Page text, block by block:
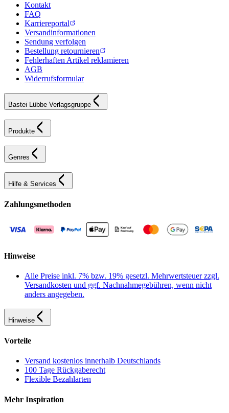
Kontakt
FAQ
Karriereportal
Versandinformationen
Sendung verfolgen
Bestellung retournieren
Fehlerhaften Artikel reklamieren
AGB
Widerrufsformular
Bastei Lübbe Verlagsgruppe
Produkte
Genres
Hilfe & Services
Zahlungsmethoden
Hinweise
Alle Preise inkl. 7% bzw. 19% gesetzl. Mehrwertsteuer zzgl.
Versandkosten und ggf. Nachnahmegebühren, wenn nicht
anders angegeben.
Hinweise
Vorteile
Versand kostenlos innerhalb Deutschlands
100 Tage Rückgaberecht
Flexible Bezahlarten
Mehr Inspiration